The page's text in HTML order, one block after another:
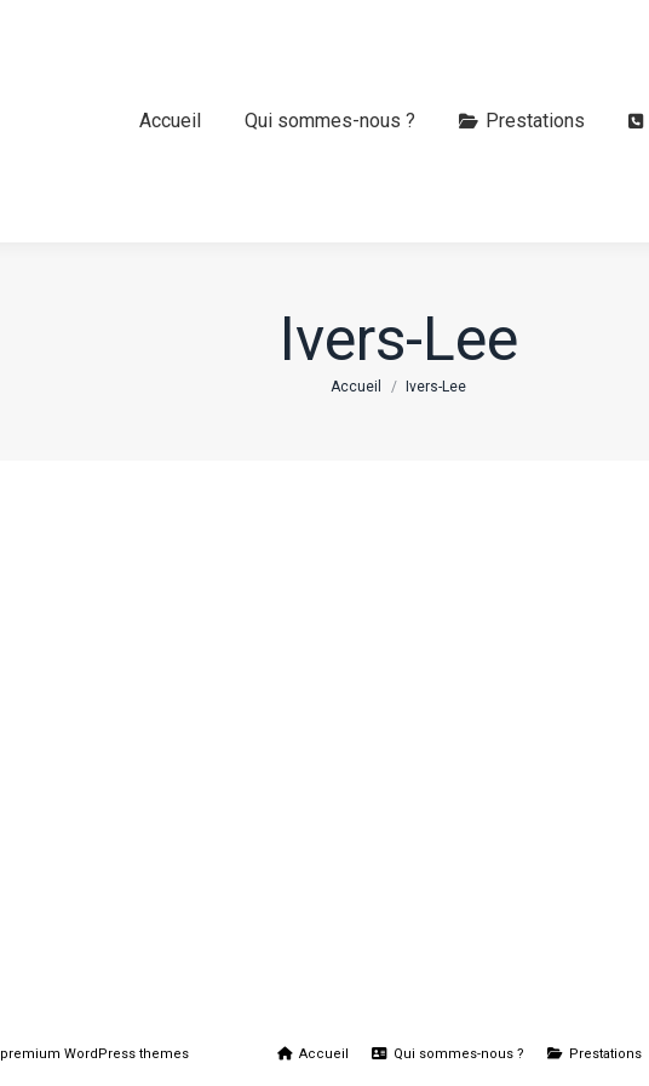
Accueil Qui sommes-nous ? Prestations
Ivers-Lee
Vous êtes ici :
Accueil Ivers-Lee
premium WordPress themes Accueil Qui sommes-nous ? Prestations
Accueil Qui sommes-nous ? Prestations